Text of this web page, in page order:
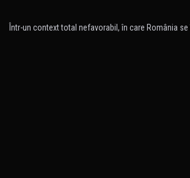
Într-un context total nefavorabil, în care România